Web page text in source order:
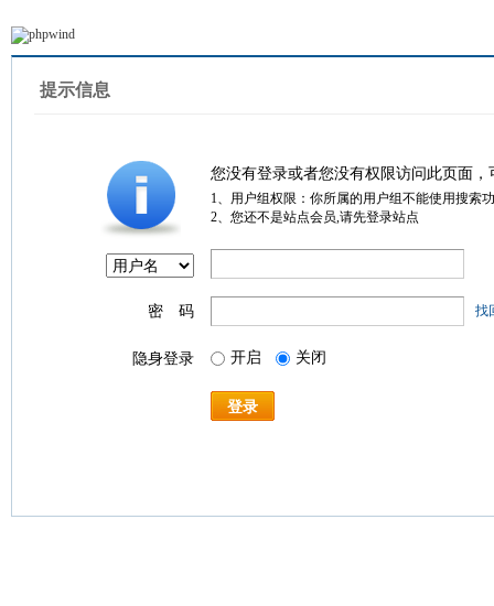
提示信息
您没有登录或者您没有权限访问此页面
1、用户组权限：你所属的用户组不能使用搜索
2、您还不是站点会员,请先登录站点
密 码 找
隐身登录 开启 关闭
登录